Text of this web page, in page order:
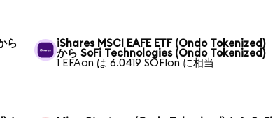
ら
iShares MSCI EAFE ETF (Ondo Tokenized)
から SoFi Technologies (Ondo Tokenized)
1 EFAon は 6.0419 SOFIon に相当